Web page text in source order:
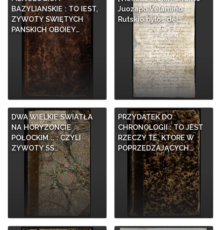
BAZYLIANSKIE : TO IEST,
ZYWOTY SWIĘTYCH
PANSKICH OBOIEY…
Juozapo Velamino
Rutskio bylos dėl…
DWA WIELKIE SWIATŁA
NA HORYZONCIE
POŁOCKIM... : CZYLI
ZYWOTY SS…
PRZYDATEK DO
CHRONOLOGII : TO JEST
RZECZY TE, KTORE W
POPRZEDZAJĄCYCH…